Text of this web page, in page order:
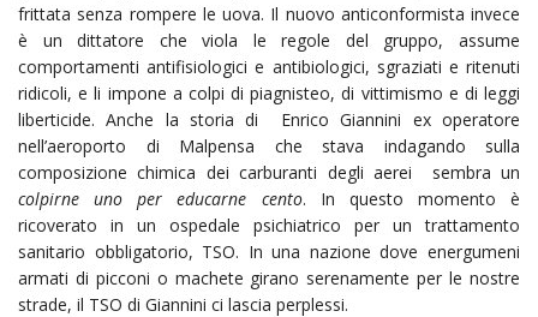
frittata senza rompere le uova. Il nuovo anticonformista invece
è un dittatore che viola le regole del gruppo, assume
comportamenti antifisiologici e antibiologici, sgraziati e ritenuti
ridicoli, e li impone a colpi di piagnisteo, di vittimismo e di leggi
liberticide. Anche la storia di Enrico Giannini ex operatore
nell’aeroporto di Malpensa che stava indagando sulla
composizione chimica dei carburanti degli aerei sembra un
colpirne uno per educarne cento. In questo momento è
ricoverato in un ospedale psichiatrico per un trattamento
sanitario obbligatorio, TSO. In una nazione dove energumeni
armati di picconi o machete girano serenamente per le nostre
strade, il TSO di Giannini ci lascia perplessi.